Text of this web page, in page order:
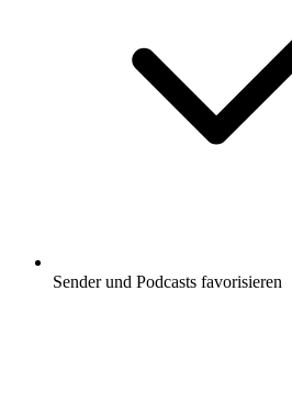
Sender und Podcasts favorisieren